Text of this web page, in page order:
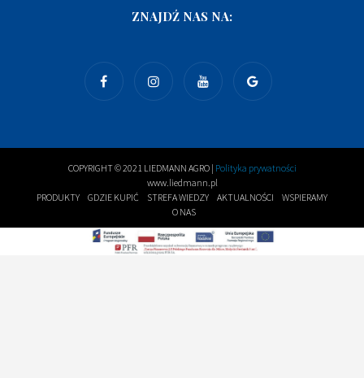
ZNAJDŹ NAS NA:
COPYRIGHT © 2021 LIEDMANN AGRO | Polityka prywatności
www.liedmann.pl
PRODUKTY
GDZIE KUPIĆ STREFA WIEDZY AKTUALNOŚCI
WSPIERAMY
O NAS